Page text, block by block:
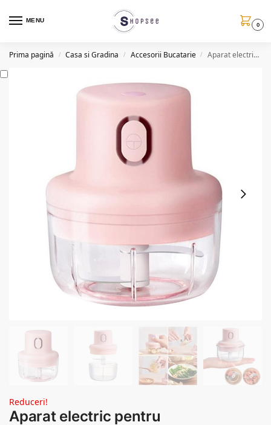
MENU
0
Prima pagină / Casa si Gradina / Accesorii Bucatarie / Aparat electric pentru tocat/maruntit T36
Reduceri!
Aparat electric pentru